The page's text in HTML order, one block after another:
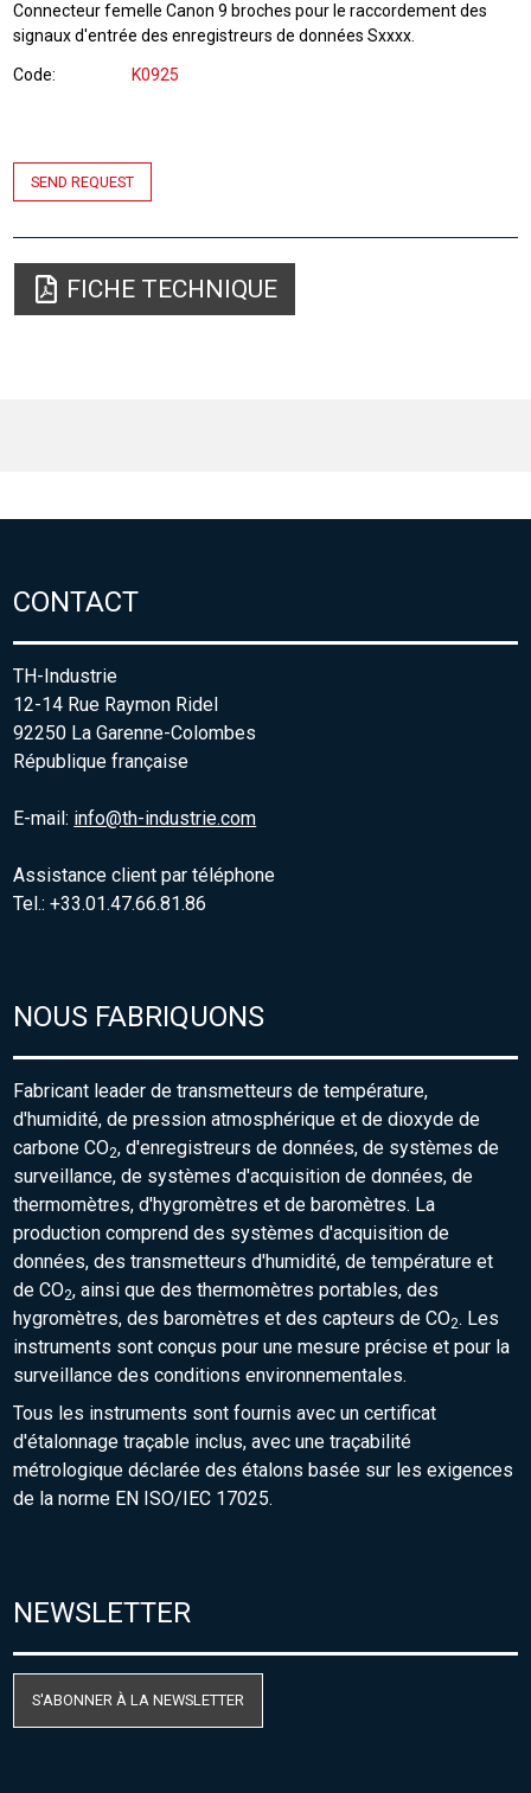
Connecteur femelle Canon 9 broches pour le raccordement des
signaux d'entrée des enregistreurs de données Sxxxx.
Code K0925
SEND REQUEST
FICHE TECHNIQUE
CONTACT
TH-Industrie
12-14 Rue Raymon Ridel
92250 La Garenne-Colombes
République française
E-mail: info@th-industrie.com
Assistance client par téléphone
Tel.: +33.01.47.66.81.86
NOUS FABRIQUONS
Fabricant leader de transmetteurs de température,
d'humidité, de pression atmosphérique et de dioxyde de
carbone CO2, d'enregistreurs de données, de systèmes de
surveillance, de systèmes d'acquisition de données, de
thermomètres, d'hygromètres et de baromètres. La
production comprend des systèmes d'acquisition de
données, des transmetteurs d'humidité, de température et
de CO2, ainsi que des thermomètres portables, des
hygromètres, des baromètres et des capteurs de CO2. Les
instruments sont conçus pour une mesure précise et pour la
surveillance des conditions environnementales.
Tous les instruments sont fournis avec un certificat
d'étalonnage traçable inclus, avec une traçabilité
métrologique déclarée des étalons basée sur les exigences
de la norme EN ISO/IEC 17025.
NEWSLETTER
S'ABONNER À LA NEWSLETTER